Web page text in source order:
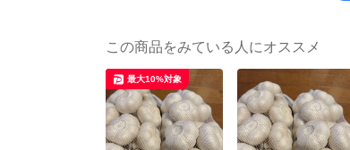
この商品をみている人にオススメ
最大10%対象